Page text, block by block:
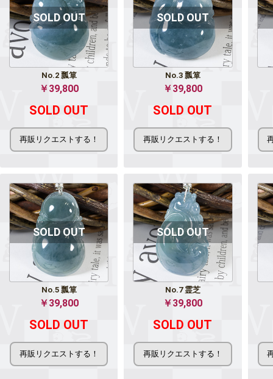
No.2 瓢箪
￥39,800
SOLD OUT
No.3 瓢箪
￥39,800
SOLD OUT
No.5 瓢箪
￥39,800
SOLD OUT
No.7 霊芝
￥39,800
SOLD OUT